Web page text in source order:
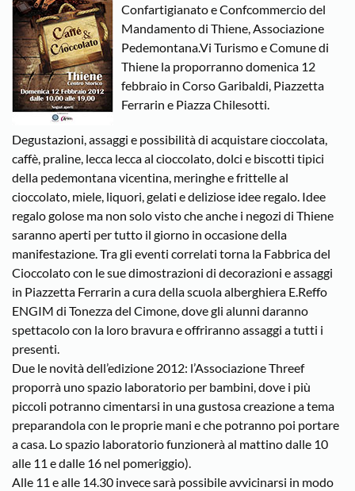
Confartigianato e Confcommercio del
Mandamento di Thiene, Associazione
Pedemontana.Vi Turismo e Comune di
Thiene la proporranno domenica 12
febbraio in Corso Garibaldi, Piazzetta
Ferrarin e Piazza Chilesotti.
Degustazioni, assaggi e possibilità di acquistare cioccolata,
caffè, praline, lecca lecca al cioccolato, dolci e biscotti tipici
della pedemontana vicentina, meringhe e frittelle al
cioccolato, miele, liquori, gelati e deliziose idee regalo. Idee
regalo golose ma non solo visto che anche i negozi di Thiene
saranno aperti per tutto il giorno in occasione della
manifestazione. Tra gli eventi correlati torna la Fabbrica del
Cioccolato con le sue dimostrazioni di decorazioni e assaggi
in Piazzetta Ferrarin a cura della scuola alberghiera E.Reffo
ENGIM di Tonezza del Cimone, dove gli alunni daranno
spettacolo con la loro bravura e offriranno assaggi a tutti i
presenti.
Due le novità dell’edizione 2012: l’Associazione Threef
proporrà uno spazio laboratorio per bambini, dove i più
piccoli potranno cimentarsi in una gustosa creazione a tema
preparandola con le proprie mani e che potranno poi portare
a casa. Lo spazio laboratorio funzionerà al mattino dalle 10
alle 11 e dalle 16 nel pomeriggio).
Alle 11 e alle 14.30 invece sarà possibile avvicinarsi in modo